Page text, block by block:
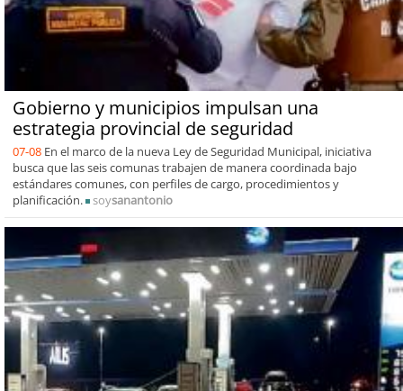
Gobierno y municipios impulsan una
estrategia provincial de seguridad
07-08 En el marco de la nueva Ley de Seguridad Municipal, iniciativa
busca que las seis comunas trabajen de manera coordinada bajo
estándares comunes, con perfiles de cargo, procedimientos y
planificación.
soysanantonio